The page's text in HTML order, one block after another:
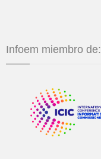
Infoem miembro de: